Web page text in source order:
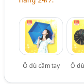
Ô dù cầm tay Ô